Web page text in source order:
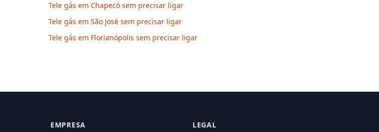
Tele gás em Chapecó sem precisar ligar
Tele gás em São José sem precisar ligar
Tele gás em Florianópolis sem precisar ligar
EMPRESA
LEGAL